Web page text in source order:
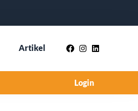
Artikel
Login